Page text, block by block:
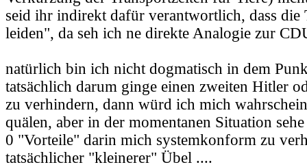
seid ihr indirekt dafür verantwortlich, dass die
leiden", da seh ich ne direkte Analogie zur
natürlich bin ich nicht dogmatisch in dem
tatsächlich darum ginge einen zweiten Hitler
zu verhindern, dann würd ich mich
quälen, aber in der momentanen Situation
0 "Vorteile" darin mich systemkonform zu
tatsächlicher "kleinerer" Übel ....